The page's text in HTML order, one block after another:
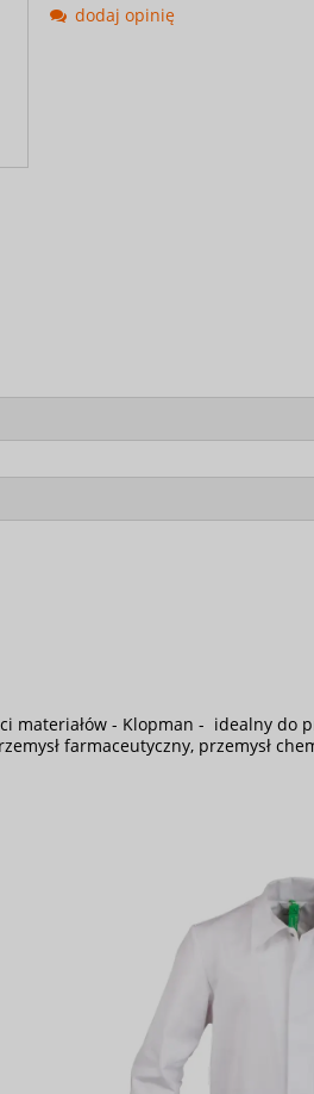
dodaj opinię
materiałów - Klopman - idealny do
farmaceutyczny, przemysł